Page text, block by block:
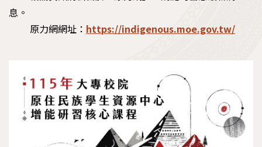
息。
原力網網址： https://indigenous.moe.gov.tw/